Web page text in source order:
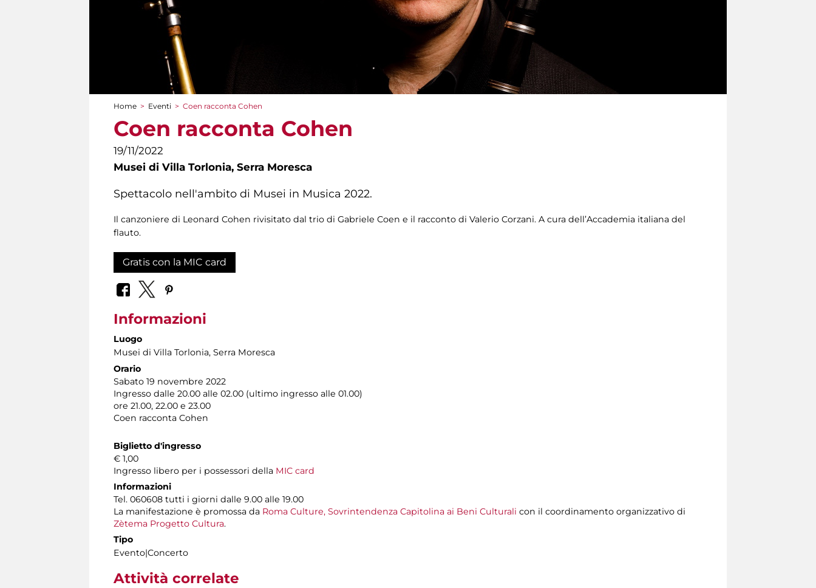
Tu sei qui
Home > Eventi > Coen racconta Cohen
Coen racconta Cohen
19/11/2022
Musei di Villa Torlonia, Serra Moresca
Spettacolo nell'ambito di Musei in Musica 2022.
Il canzoniere di Leonard Cohen rivisitato dal trio di Gabriele Coen e il racconto di Valerio Corzani. A cura dell’Accademia italiana del
flauto.
Gratis con la MIC card
Informazioni
Luogo
Musei di Villa Torlonia, Serra Moresca
Orario
Sabato 19 novembre 2022
Ingresso dalle 20.00 alle 02.00 (ultimo ingresso alle 01.00)
ore 21.00, 22.00 e 23.00
Coen racconta Cohen
Biglietto d'ingresso
€ 1,00
Ingresso libero per i possessori della MIC card
Informazioni
Tel. 060608 tutti i giorni dalle 9.00 alle 19.00
La manifestazione è promossa da Roma Culture, Sovrintendenza Capitolina ai Beni Culturali con il coordinamento organizzativo di
Zètema Progetto Cultura.
Tipo
Evento|Concerto
Attività correlate